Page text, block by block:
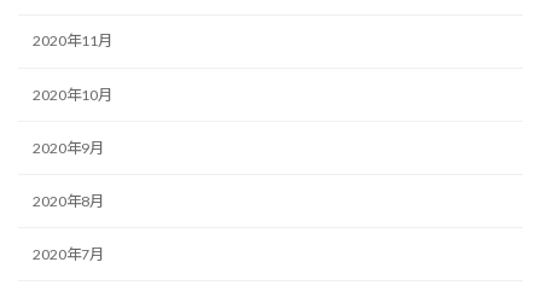
2020年11月
2020年10月
2020年9月
2020年8月
2020年7月